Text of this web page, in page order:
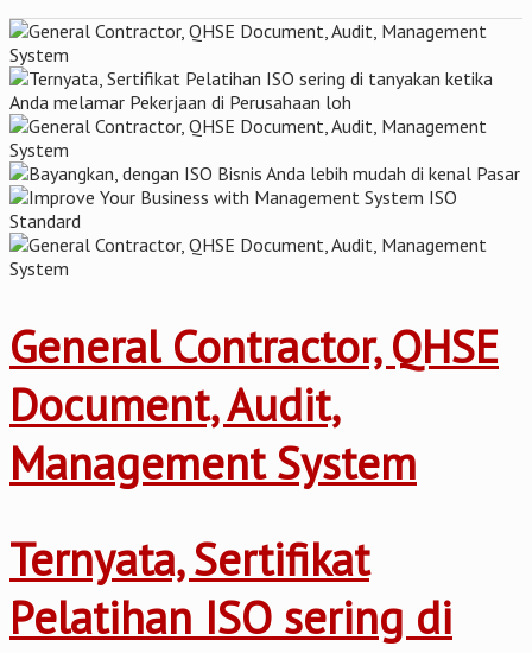
General Contractor, QHSE
Document, Audit,
Management System
Ternyata, Sertifikat
Pelatihan ISO sering di